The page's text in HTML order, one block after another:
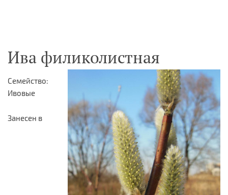
Ива филиколистная
Семейство:
Ивовые
Занесен в